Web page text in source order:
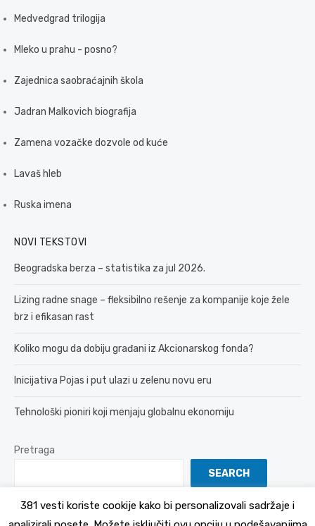
Medvedgrad trilogija
Mleko u prahu - posno?
Zajednica saobraćajnih škola
Jadran Malkovich biografija
Zamena vozačke dozvole od kuće
Lavaš hleb
Ruska imena
NOVI TEKSTOVI
Beogradska berza – statistika za jul 2026.
Lizing radne snage – fleksibilno rešenje za kompanije koje žele
brz i efikasan rast
Koliko mogu da dobiju građani iz Akcionarskog fonda?
Inicijativa Pojas i put ulazi u zelenu novu eru
Tehnološki pioniri koji menjaju globalnu ekonomiju
Pretraga
SEARCH
381 vesti koriste cookije kako bi personalizovali sadržaje i